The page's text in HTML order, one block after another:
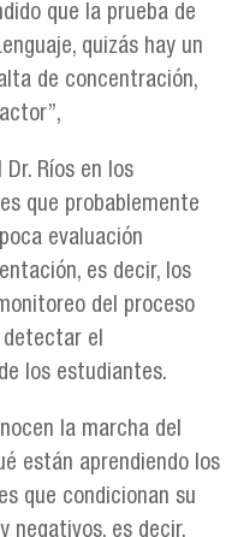
que la prueba de
quizás hay un
de concentración,
Ríos en los
que probablemente
evaluación
es decir, los
del proceso
detectar el
los estudiantes.
la marcha del
están aprendiendo los
que condicionan su
negativos, es decir,